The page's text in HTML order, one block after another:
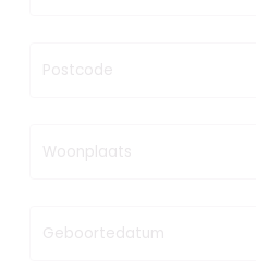
Postcode
Woonplaats
Geboortedatum